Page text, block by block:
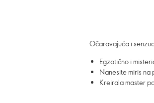
Očaravajuća i
Egzotično i
Nanesite miris na
Kreirala master